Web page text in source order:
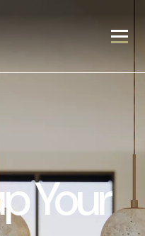
Your